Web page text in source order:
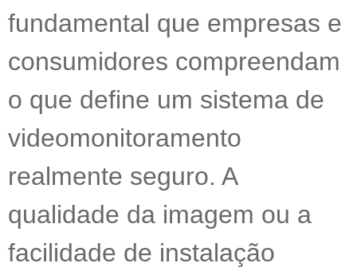
fundamental que empresas e
consumidores compreendam
o que define um sistema de
videomonitoramento
realmente seguro. A
qualidade da imagem ou a
facilidade de instalação